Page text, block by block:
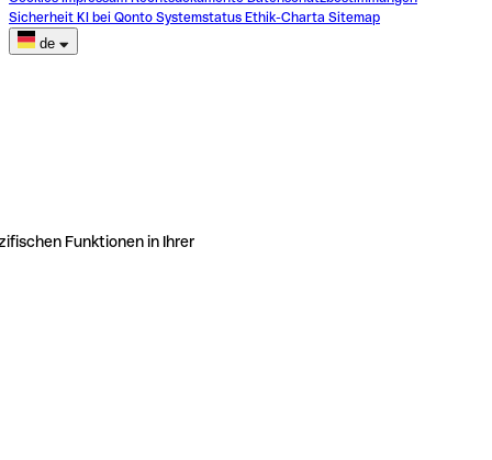
Sicherheit KI bei Qonto Systemstatus Ethik-Charta Sitemap
de
Funktionen in Ihrer